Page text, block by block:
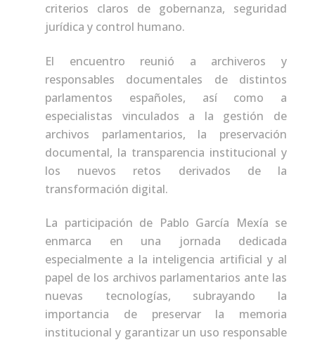
criterios claros de gobernanza, seguridad
jurídica y control humano.
El encuentro reunió a archiveros y
responsables documentales de distintos
parlamentos españoles, así como a
especialistas vinculados a la gestión de
archivos parlamentarios, la preservación
documental, la transparencia institucional y
los nuevos retos derivados de la
transformación digital.
La participación de Pablo García Mexía se
enmarca en una jornada dedicada
especialmente a la inteligencia artificial y al
papel de los archivos parlamentarios ante las
nuevas tecnologías, subrayando la
importancia de preservar la memoria
institucional y garantizar un uso responsable